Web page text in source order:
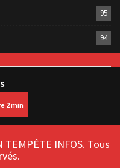
95
94
INFOS. Tous